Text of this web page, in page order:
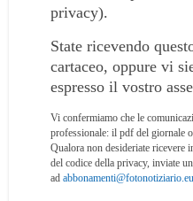
privacy).
State ricevendo
cartaceo, oppure vi
espresso il vostro
Vi confermiamo che le
professionale: il pdf del giornale
Qualora non desideriate ricevere
del codice della privacy, inviate
ad abbonamenti@fotonotiziario.eu